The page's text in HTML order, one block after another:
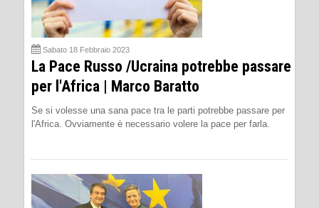
Sabato 18 Febbraio 2023
La Pace Russo /Ucraina potrebbe passare
per l'Africa | Marco Baratto
Se si volesse una sana pace tra le parti potrebbe passare per
l'Africa. Ovviamente è necessario volere la pace per farla.